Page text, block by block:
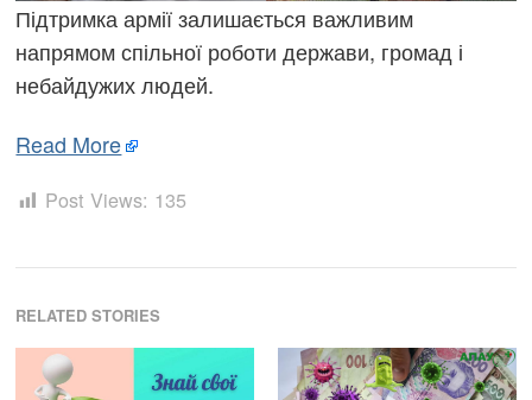
Підтримка армії залишається важливим
напрямом спільної роботи держави, громад і
небайдужих людей.
Read More
Post Views: 135
RELATED STORIES